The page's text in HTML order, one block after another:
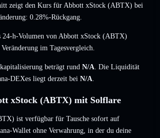
zeigt den Kurs für Abbott xStock (ABTX) bei
0.28%-Rückgang.
24-h-Volumen von Abbott xStock (ABTX)
im Tagesvergleich.
beträgt rund N/A. Die Liquidität
DEXes liegt derzeit bei N/A.
xStock (ABTX) mit Solflare
ist verfügbar für Tausche sofort auf
Wallet ohne Verwahrung, in der du deine